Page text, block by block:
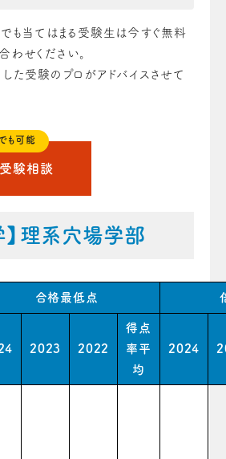
も当てはまる受験生は今すぐ無料
せください。
た受験のプロがアドバイスさせて
も可能
験相談
】理系穴場学部
合格最低点
2023 2022
得点
率平
均
2024